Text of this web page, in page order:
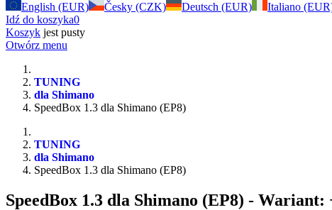
English (EUR)
Česky (CZK) Deutsch (EUR) Italiano
Idź do koszyka0
Koszyk jest pusty
Otwórz menu
TUNING
dla Shimano
SpeedBox 1.3 dla Shimano (EP8)
TUNING
dla Shimano
SpeedBox 1.3 dla Shimano (EP8)
SpeedBox 1.3 dla Shimano (EP8) - Wariant: